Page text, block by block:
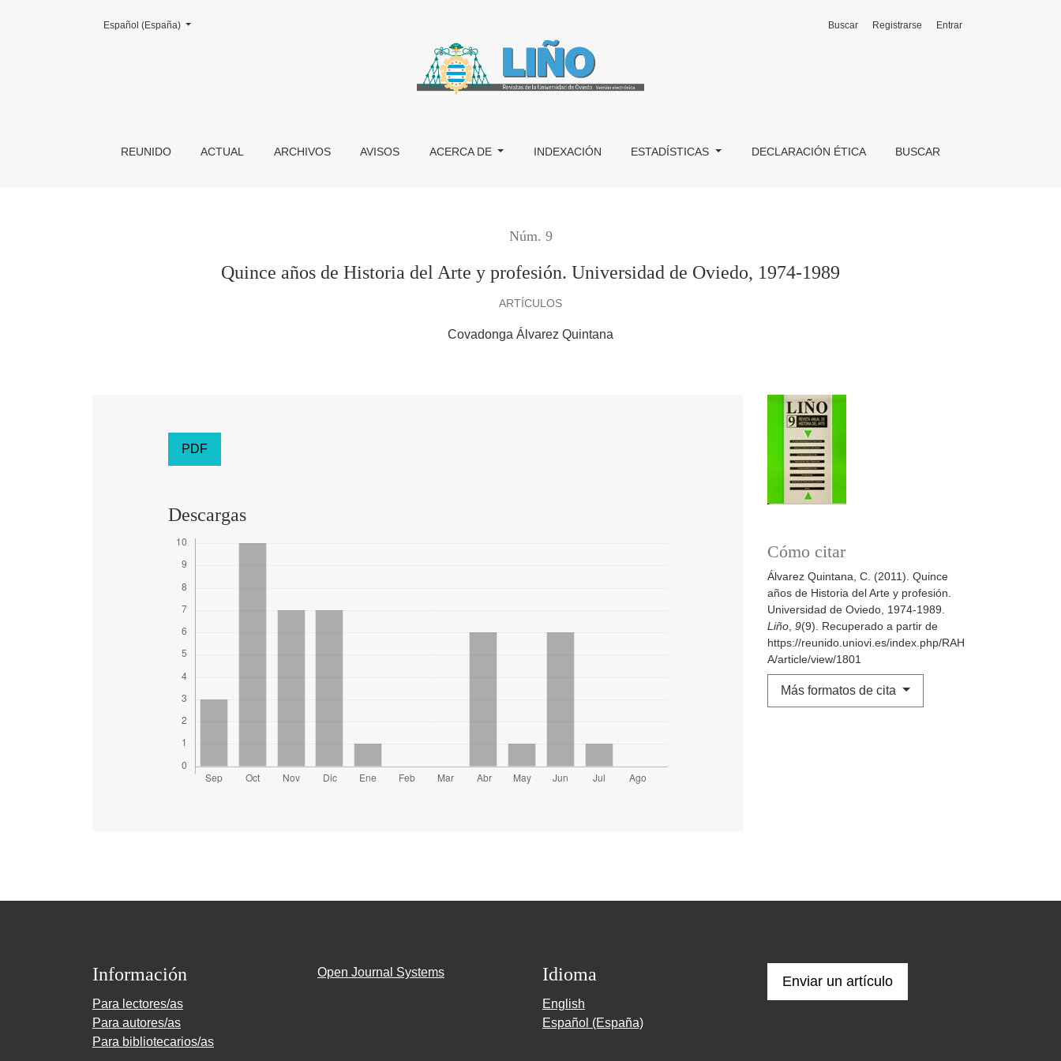
Quince años de Historia del Arte y profesión. Universidad de Oviedo, 1974-1989
REUNIDO ACTUAL ARCHIVOS AVISOS ACERCA DE INDEXACIÓN ESTADÍSTICAS DECLARACIÓN ÉTICA BUSCAR
Buscar Registrarse Entrar
Cambiar el idioma. El actual es:
Español (España)
Núm. 9
Quince años de Historia del Arte y profesión. Universidad de Oviedo, 1974-1989
ARTÍCULOS
Covadonga Álvarez Quintana
Cómo citar
Álvarez Quintana, C. (2011). Quince
años de Historia del Arte y profesión.
Universidad de Oviedo, 1974-1989.
Liño 9(9). Recuperado a partir de
https://reunido.uniovi.es/index.php/RAH
A/article/view/1801
Más formatos de cita
PDF
Descargas
Información
Para lectores/as
Para autores/as
Para bibliotecarios/as
Open Journal Systems Idioma
English
Español (España)
Enviar un artículo